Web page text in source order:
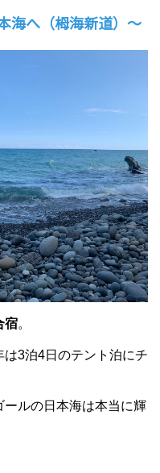
海へ（栂海新道）～
宿。
3泊4日のテント泊にチ
ルの日本海は本当に輝